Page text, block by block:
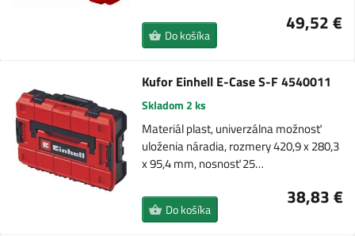
49,52 €
Do košíka
Kufor Einhell E-Case S-F 4540011
Skladom 2 ks
Materiál plast, univerzálna možnosť
uloženia náradia, rozmery 420,9 x 280,3
x 95,4 mm, nosnosť 25…
38,83 €
Do košíka